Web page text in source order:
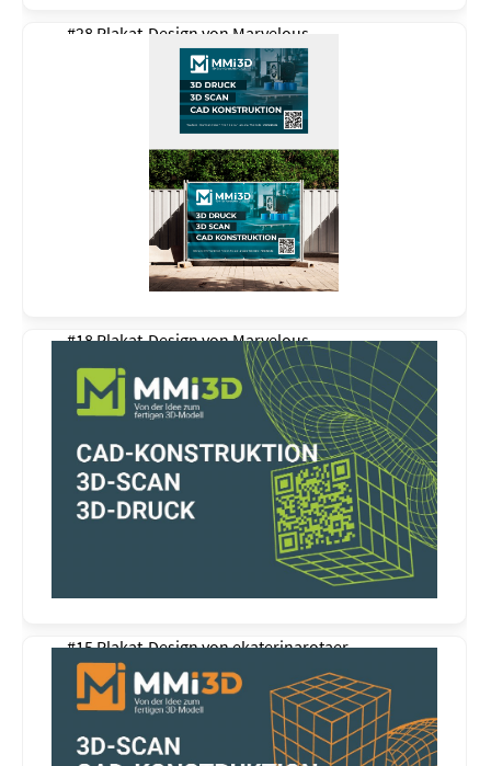
#28 Plakat-Design von Marvelous
#18 Plakat-Design vonMarvelous
#15 Plakat-Design vonekaterinarotaer